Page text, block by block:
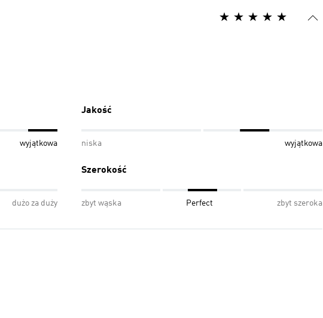
wyjątkowa
Jakość
niska wyjątkowa
dużo za duży
Szerokość
zbyt wąska Perfect zbyt szeroka